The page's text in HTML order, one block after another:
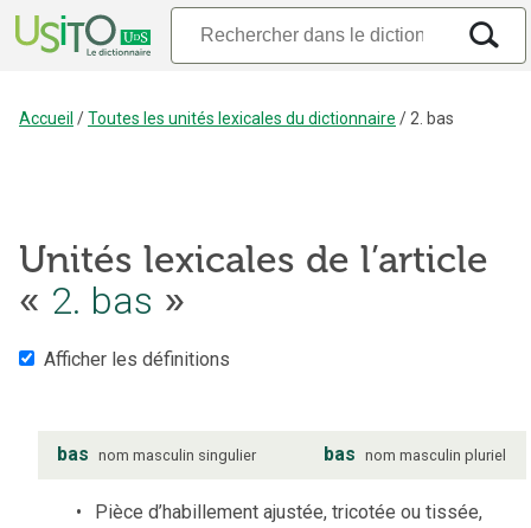
Accueil /Toutes les unités lexicales du dictionnaire / 2. bas
Unités lexicales de l’article
« 2. bas »
Afficher les définitions
bas nom masculin singulier bas nom masculin pluriel
Pièce d’habillement ajustée, tricotée ou tissée,